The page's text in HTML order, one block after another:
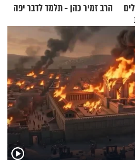
הרב זמיר כהן - תלמד לדבר יפה